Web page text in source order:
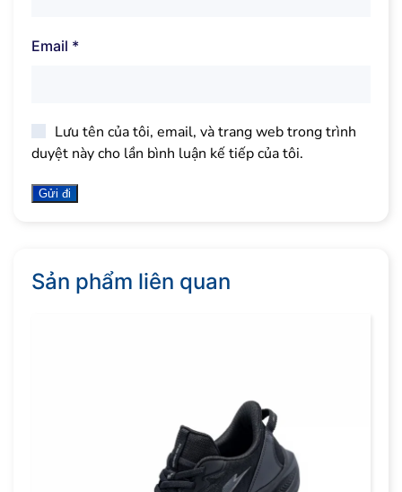
Email *
Lưu tên của tôi, email, và trang web trong trình
duyệt này cho lần bình luận kế tiếp của tôi.
Sản phẩm liên quan